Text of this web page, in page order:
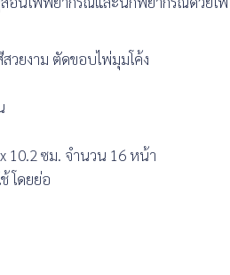
ยงาม ตัดขอบไพ่มุมโค้ง
10.2 ซม. จำนวน 16 หน้า
โดยย่อ